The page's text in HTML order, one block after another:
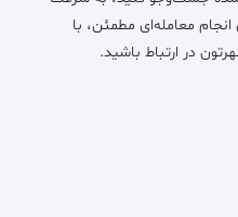
معامله‌ای مطمئن، با
در ارتباط باشید.